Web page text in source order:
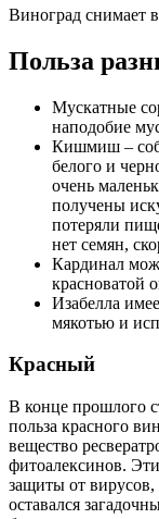
Виноград снимает
Польза
Мускатные
наподобие
Кишмиш –
белого и
очень
получены
потеряли
нет семян,
Кардинал
красноватой
Изабелла
мякотью и
Красный
В конце прошлого
польза красного
вещество
фитоалексинов.
защиты от вирусов,
оставался